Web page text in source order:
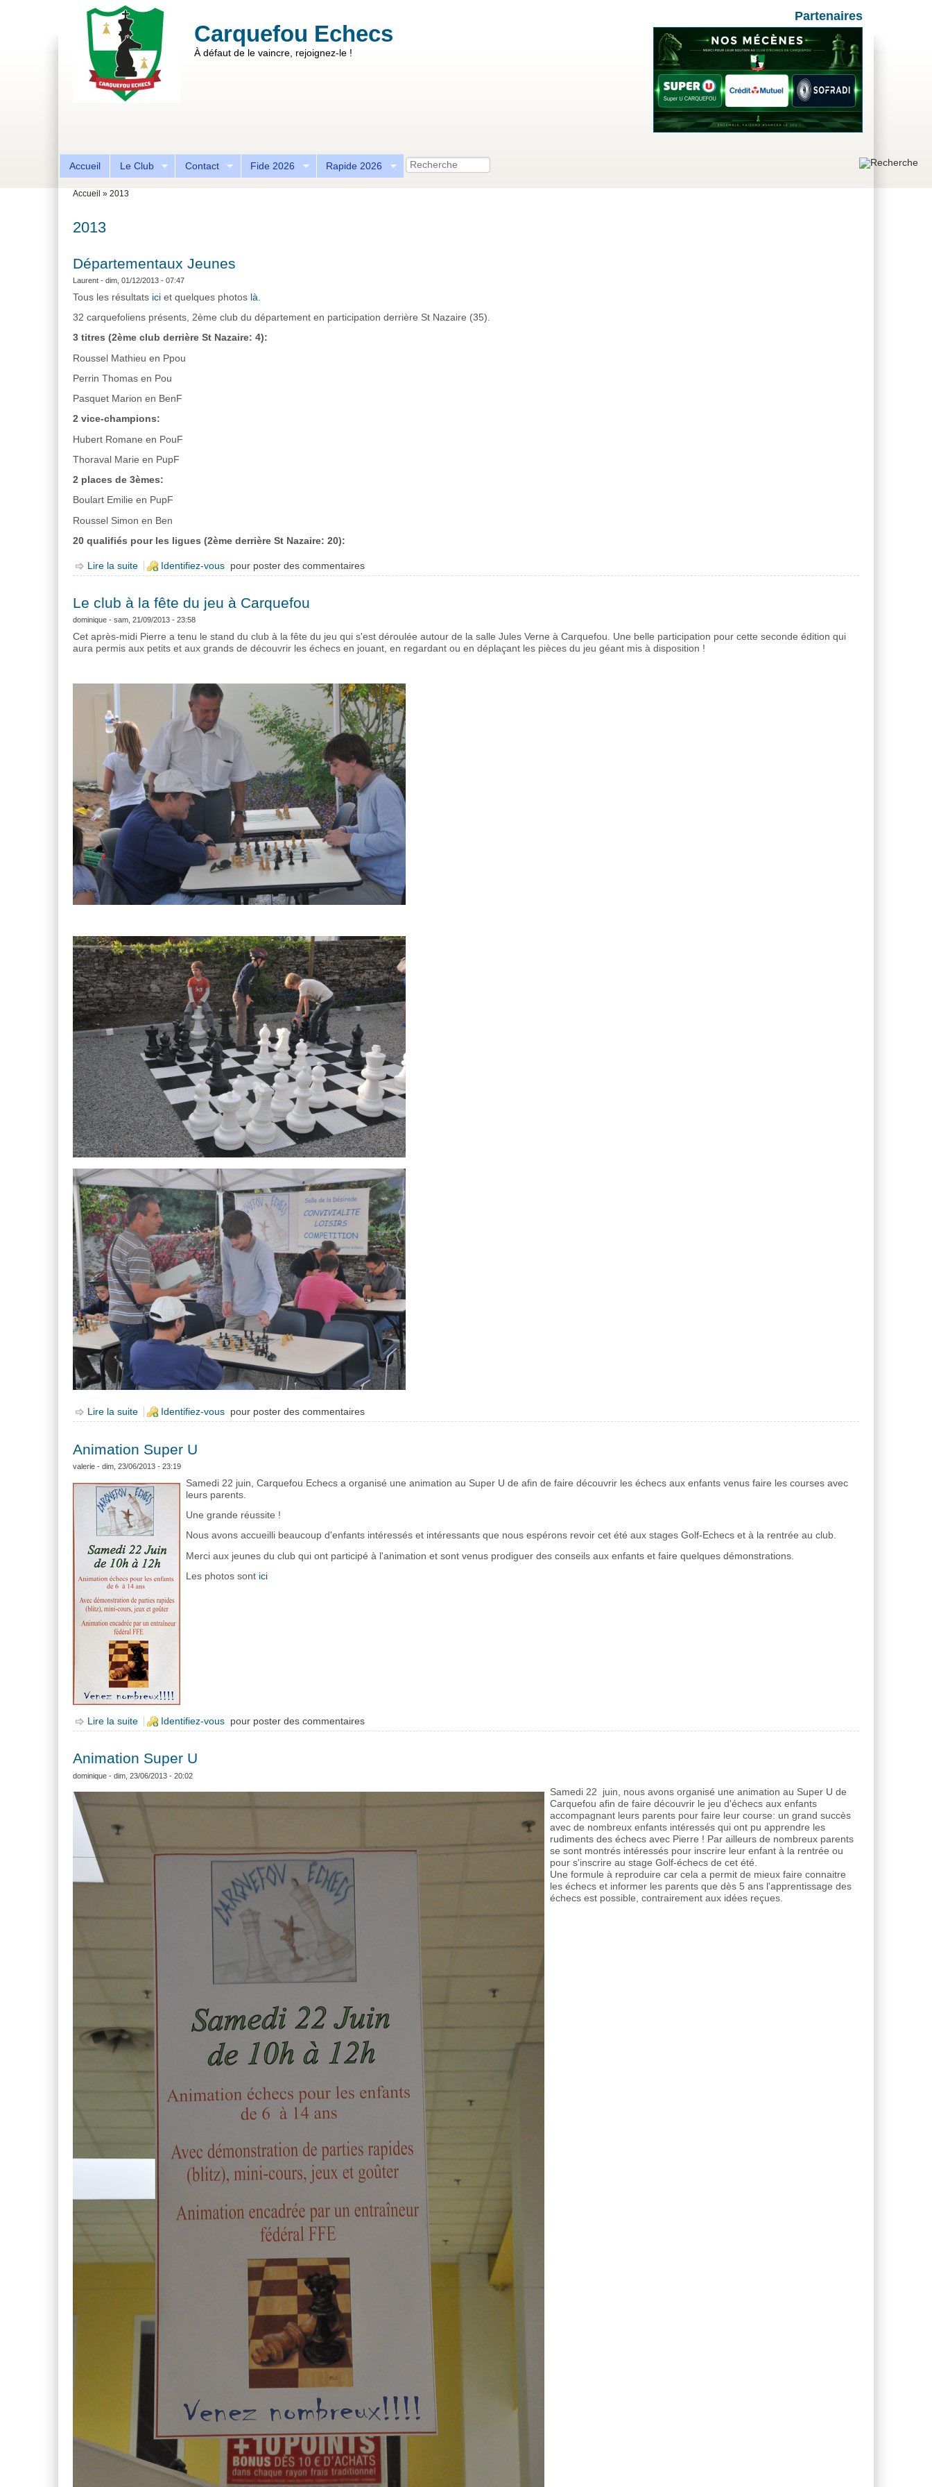
Aller au contenu principal
Partenaires
Carquefou Echecs
À défaut de le vaincre, rejoignez-le !
Accueil Le Club Contact Fide 2026 Rapide 2026
Formulaire de recherche Recherche
Vous êtes ici
Accueil » 2013
2013
Départementaux Jeunes
Laurent - dim, 01/12/2013 - 07:47
Tous les résultats ici et quelques photos là.
32 carquefoliens présents, 2ème club du département en participation derrière St Nazaire (35).
3 titres (2ème club derrière St Nazaire: 4):
Roussel Mathieu en Ppou
Perrin Thomas en Pou
Pasquet Marion en BenF
2 vice-champions:
Hubert Romane en PouF
Thoraval Marie en PupF
2 places de 3èmes:
Boulart Emilie en PupF
Roussel Simon en Ben
20 qualifiés pour les ligues (2ème derrière St Nazaire: 20):
Lire la suite de Départementaux Jeunes
Identifiez-vous pour poster des commentaires
Le club à la fête du jeu à Carquefou
dominique - sam, 21/09/2013 - 23:58
Cet après-midi Pierre a tenu le stand du club à la fête du jeu qui s'est déroulée autour de la salle Jules Verne à Carquefou. Une belle participation pour cette seconde édition qui
aura permis aux petits et aux grands de découvrir les échecs en jouant, en regardant ou en déplaçant les pièces du jeu géant mis à disposition !
Lire la suite de Le club à la fête du jeu à Carquefou
Identifiez-vous pour poster des commentaires
Animation Super U
valerie - dim, 23/06/2013 - 23:19
Samedi 22 juin, Carquefou Echecs a organisé une animation au Super U de afin de faire découvrir les échecs aux enfants venus faire les courses avec
leurs parents.
Une grande réussite !
Nous avons accueilli beaucoup d'enfants intéressés et intéressants que nous espérons revoir cet été aux stages Golf-Echecs et à la rentrée au club.
Merci aux jeunes du club qui ont participé à l'animation et sont venus prodiguer des conseils aux enfants et faire quelques démonstrations.
Les photos sont ici
Lire la suite de Animation Super U
Identifiez-vous pour poster des commentaires
Animation Super U
dominique - dim, 23/06/2013 - 20:02
Samedi 22 juin, nous avons organisé une animation au Super U de
Carquefou afin de faire découvrir le jeu d'échecs aux enfants
accompagnant leurs parents pour faire leur course: un grand succès
avec de nombreux enfants intéressés qui ont pu apprendre les
rudiments des échecs avec Pierre ! Par ailleurs de nombreux parents
se sont montrés intéressés pour inscrire leur enfant à la rentrée ou
pour s'inscrire au stage Golf-échecs de cet été.
Une formule à reproduire car cela a permit de mieux faire connaitre
les échecs et informer les parents que dès 5 ans l'apprentissage des
échecs est possible, contrairement aux idées reçues.